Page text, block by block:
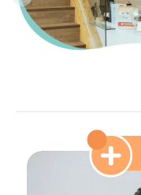
泡泡願景
醫院設備